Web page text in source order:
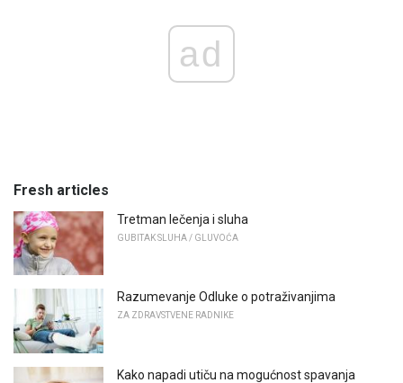
ad
Fresh articles
Tretman lečenja i sluha
GUBITAK SLUHA / GLUVOĆA
Razumevanje Odluke o potraživanjima
ZA ZDRAVSTVENE RADNIKE
Kako napadi utiču na mogućnost spavanja